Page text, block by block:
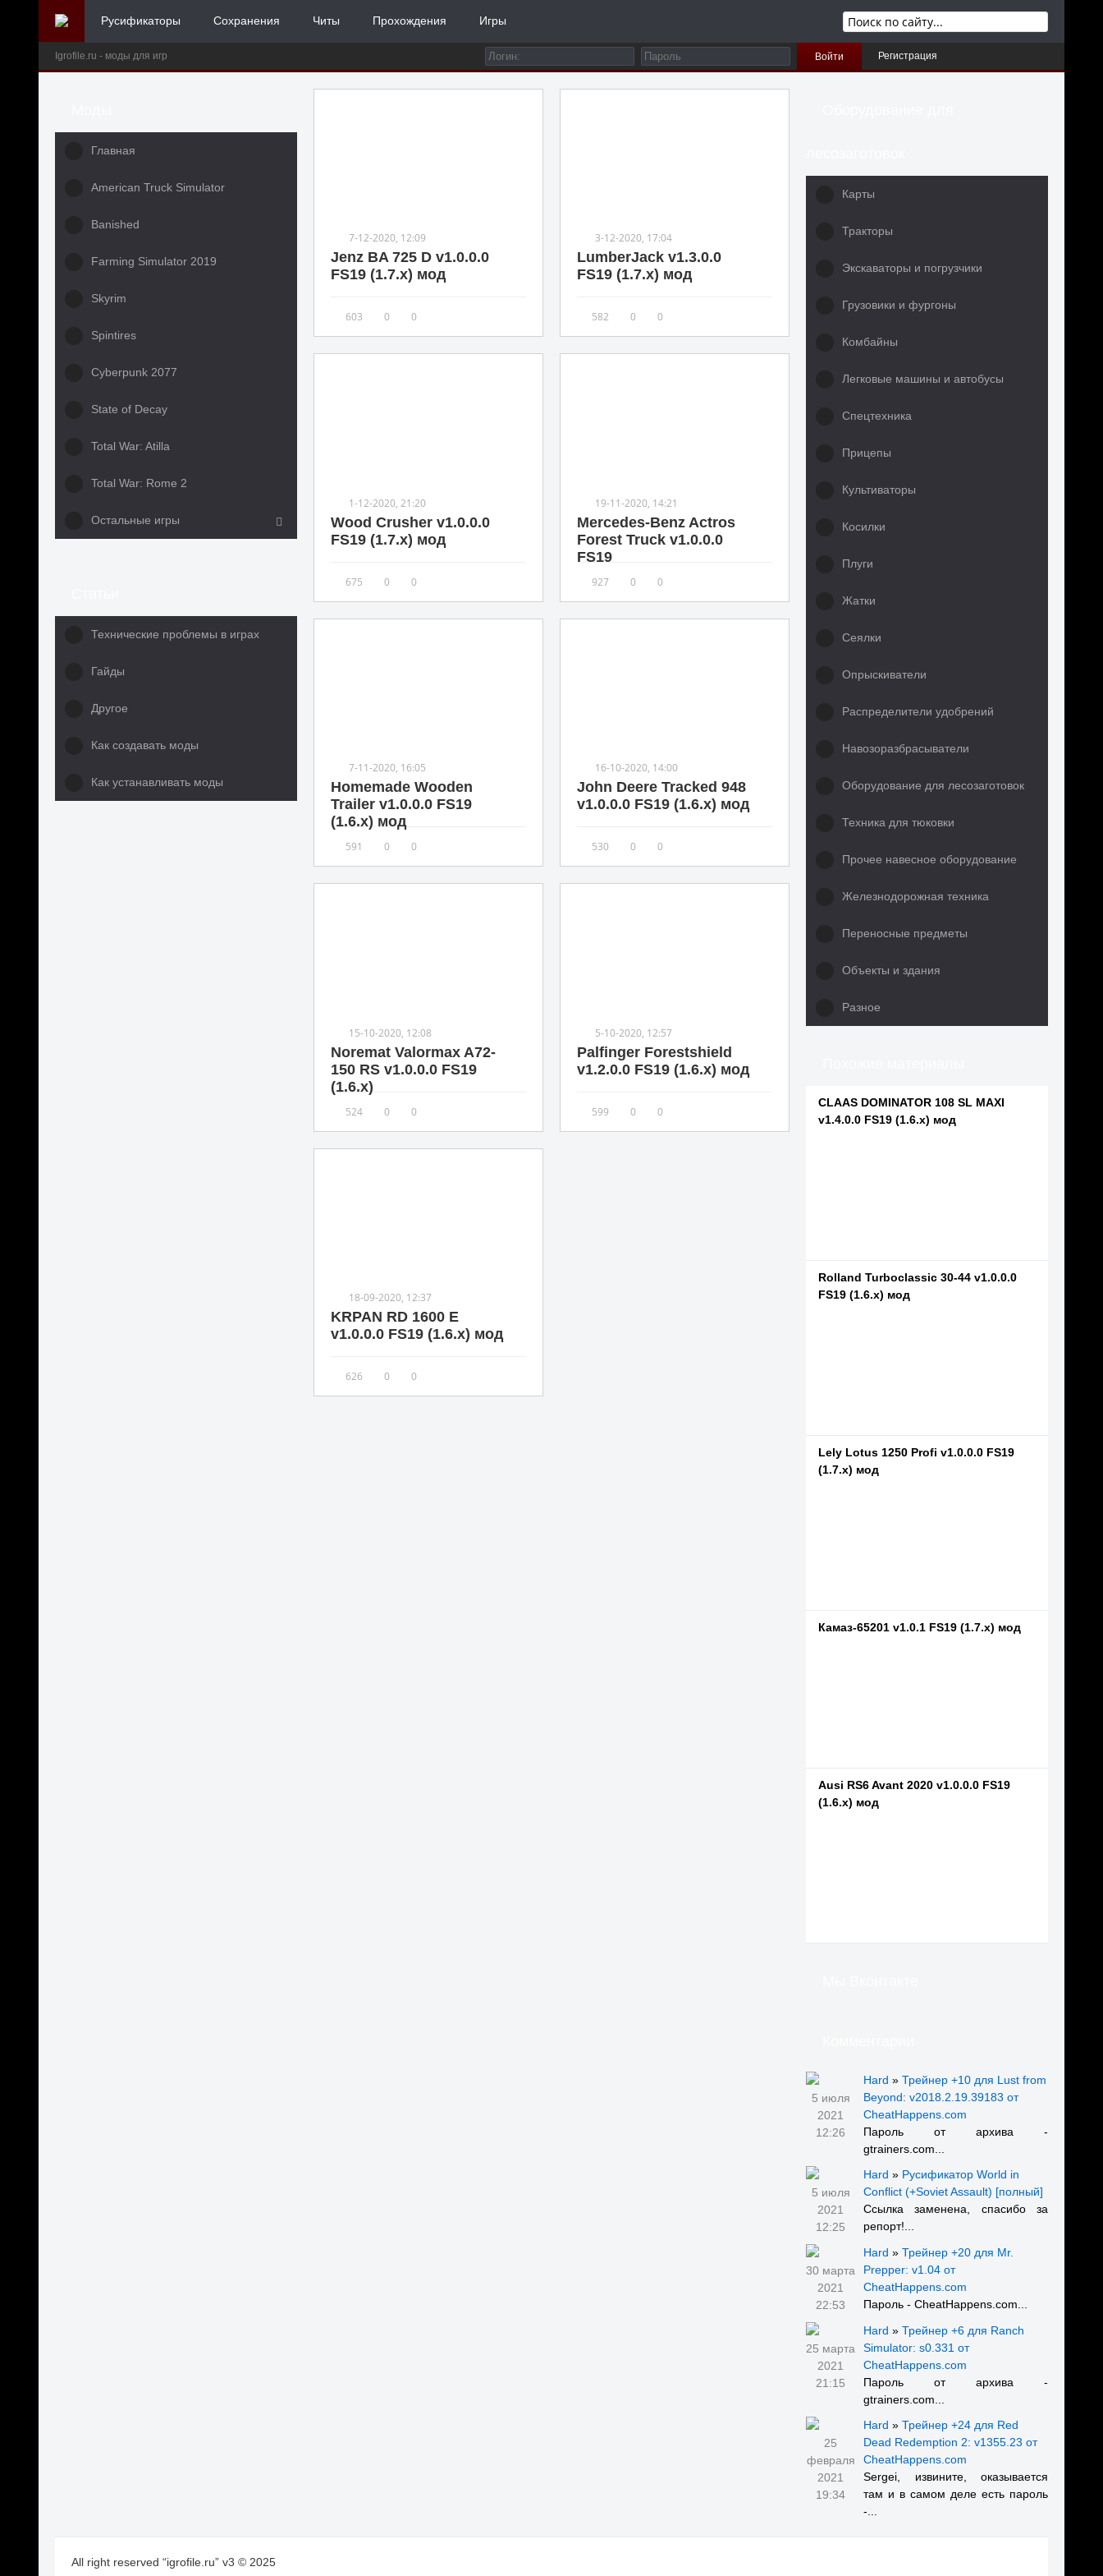
Русификаторы Сохранения Читы Прохождения Игры
Igrofile.ru - моды для игр Войти Регистрация
Главная
American Truck Simulator
Banished
Farming Simulator 2019
Skyrim
Spintires
Cyberpunk 2077
State of Decay
Total War: Atilla
Total War: Rome 2
Остальные игры
Технические проблемы в играх
Гайды
Другое
Как создавать моды
Как устанавливать моды
7-12-2020, 12:09
Jenz BA 725 D v1.0.0.0
FS19 (1.7.x) мод
603 0 0
3-12-2020, 17:04
LumberJack v1.3.0.0
FS19 (1.7.x) мод
582 0 0
1-12-2020, 21:20
Wood Crusher v1.0.0.0
FS19 (1.7.x) мод
675 0 0
19-11-2020, 14:21
Mercedes-Benz Actros
Forest Truck v1.0.0.0
FS19
927 0 0
7-11-2020, 16:05
Homemade Wooden
Trailer v1.0.0.0 FS19
(1.6.x) мод
591 0 0
16-10-2020, 14:00
John Deere Tracked 948
v1.0.0.0 FS19 (1.6.x) мод
530 0 0
15-10-2020, 12:08
Noremat Valormax A72-
150 RS v1.0.0.0 FS19
(1.6.x)
524 0 0
5-10-2020, 12:57
Palfinger Forestshield
v1.2.0.0 FS19 (1.6.x) мод
599 0 0
18-09-2020, 12:37
KRPAN RD 1600 E
v1.0.0.0 FS19 (1.6.x) мод
626 0 0
Карты
Тракторы
Экскаваторы и погрузчики
Грузовики и фургоны
Комбайны
Легковые машины и автобусы
Спецтехника
Прицепы
Культиваторы
Косилки
Плуги
Жатки
Сеялки
Опрыскиватели
Распределители удобрений
Навозоразбрасыватели
Оборудование для лесозаготовок
Техника для тюковки
Прочее навесное оборудование
Железнодорожная техника
Переносные предметы
Объекты и здания
Разное
CLAAS DOMINATOR 108 SL MAXI
v1.4.0.0 FS19 (1.6.x) мод
Rolland Turboclassic 30-44 v1.0.0.0
FS19 (1.6.x) мод
Lely Lotus 1250 Profi v1.0.0.0 FS19
(1.7.x) мод
Камаз-65201 v1.0.1 FS19 (1.7.x) мод
Ausi RS6 Avant 2020 v1.0.0.0 FS19
(1.6.x) мод
5 июля
2021
12:26
Hard » Трейнер +10 для Lust from
Beyond: v2018.2.19.39183 от
CheatHappens.com
Пароль от архива -
gtrainers.com...
5 июля
2021
12:25
Hard » Русификатор World in
Conflict (+Soviet Assault) [полный]
Ссылка заменена, спасибо за
репорт!...
30 марта
2021
22:53
Hard » Трейнер +20 для Mr.
Prepper: v1.04 от
CheatHappens.com
Пароль - CheatHappens.com...
25 марта
2021
21:15
Hard » Трейнер +6 для Ranch
Simulator: s0.331 от
CheatHappens.com
Пароль от архива -
gtrainers.com...
25
февраля
2021
19:34
Hard » Трейнер +24 для Red
Dead Redemption 2: v1355.23 от
CheatHappens.com
Sergei, извините, оказывается
там и в самом деле есть пароль
-...
All right reserved “igrofile.ru” v3 © 2025